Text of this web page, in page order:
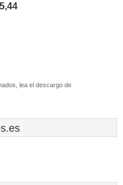
lea el descargo de